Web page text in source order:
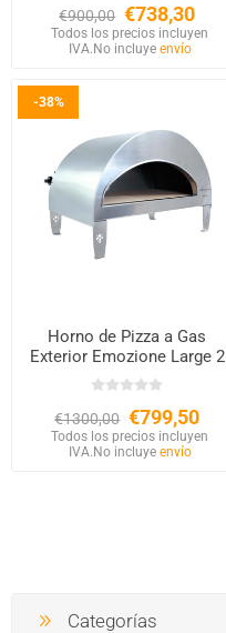
€900,00 €738,30
Todos los precios incluyen
IVA. No incluye envío
-38%
Horno de Pizza a Gas
Exterior Emozione Large 2
Pizzas – Base 40×70 cm
€1300,00 €799,50
Todos los precios incluyen
IVA. No incluye envío
Categorías